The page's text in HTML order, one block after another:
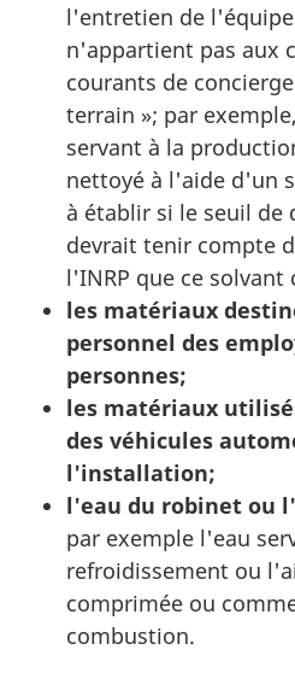
l'entretien de
n'appartient pas aux
courants de
terrain »; par
servant à la
nettoyé à l'aide d'un
à établir si le seuil
devrait tenir compte
l'INRP que ce solvant
les matériaux
personnel des
personnes;
les matériaux
des véhicules
l'installation;
l'eau du robinet ou
par exemple l'eau
refroidissement ou
comprimée ou
combustion.